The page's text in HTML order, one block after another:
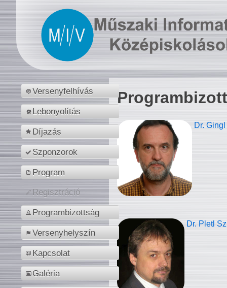
Versenyfelhívás
Lebonyolítás
Díjazás
Szponzorok
Program
Regisztráció
Programbizottság
Versenyhelyszín
Kapcsolat
Galéria
Dr.
Dr. Pletl